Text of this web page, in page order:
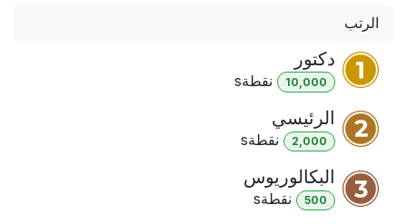
الرتب
دكتور
10,000 نقطةs
الرئيسي
2,000 نقطةs
البكالوريوس
500 نقطةs